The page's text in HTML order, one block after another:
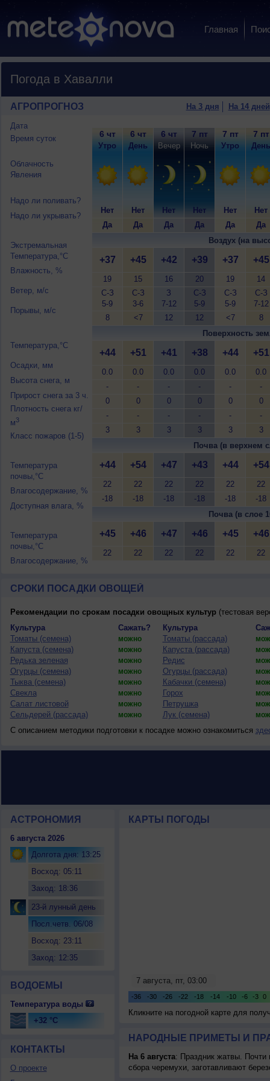
Главная
Погода в Хавалли
АГРОПРОГНОЗ На 3 дня На 14 дней
Дата
Время суток
Облачность
Явления
Надо ли поливать?
Надо ли укрывать?
Экстремальная
Температура,°C
Влажность, %
Ветер, м/с
Порывы, м/с
Температура,°C
Осадки, мм
Высота снега, м
Прирост снега за 3 ч.
Плотность снега кг/
м3
Класс пожаров (1-5)
Температура
почвы,°C
Влагосодержание, %
Доступная влага, %
Температура
почвы,°C
Влагосодержание, %
6 чт
Утро
Нет
Да
6 чт
День
Нет
Да
6 чт
Вечер
Нет
Да
7 пт
Ночь
Нет
Да
7 пт
Утро
Нет
Да
7 пт
День
Нет
Да
Воздух (на
+37
19
С-З
5-9
8
+45
15
С-З
3-6
<7
+42
16
З
7-12
12
+39
20
С-З
5-9
12
+37
19
С-З
5-9
<7
+45
14
С-З
7-12
8
Поверхность
+44
0.0
-
0
-
3
+51
0.0
-
0
-
3
+41
0.0
-
0
-
3
+38
0.0
-
0
-
3
+44
0.0
-
0
-
3
+51
0.0
-
0
-
3
Почва (в верхнем
+44
22
-18
+54
22
-18
+47
22
-18
+43
22
-18
+44
22
-18
+54
22
-18
Почва (в слое
+45
22
+46
22
+47
22
+46
22
+45
22
+46
22
СРОКИ ПОСАДКИ ОВОЩЕЙ
Рекомендации по срокам посадки овощных культур(тестовая
Культура
Сажать? Культура
Томаты (семена)
можно Томаты (рассада)
Капуста (семена) можно Капуста (рассада)
Редька зеленая можно Редис
Огурцы (семена) можно Огурцы (рассада)
Тыква (семена) можно Кабачки (семена)
Свекла можно Горох
Салат листовой можно Петрушка
Сельдерей (рассада) можно Лук (семена)
С описанием методики подготовки к посадке можно ознакомиться
АСТРОНОМИЯ
6 августа 2026
Долгота дня: 13:25
Восход: 05:11
Заход: 18:36
23-й лунный день
Посл.четв. 06/08
Восход: 23:11
Заход: 12:35
ВОДОЕМЫ
Температура воды
+32 °C
КОНТАКТЫ
О проекте
КАРТЫ ПОГОДЫ
Кликните на погодной карте для
НАРОДНЫЕ ПРИМЕТЫ И
На 6 августа: Праздник жатвы. Почти
сбора черемухи, заготавливают